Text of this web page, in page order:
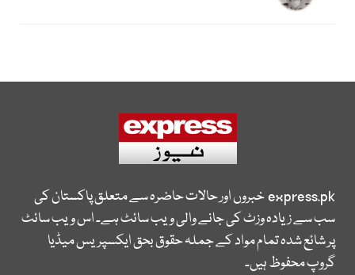
express.pkخبروں اور حالات حاضرہ سے متعلق پاکستان کی
سب سے زیادہ وزٹ کی جانے والی ویب سائٹ ہے۔ اس ویب سائٹ
پر شائع شدہ تمام مواد کے جملہ حقوق بحق ایکسپریس میڈیا
گروپ محفوظ ہیں۔